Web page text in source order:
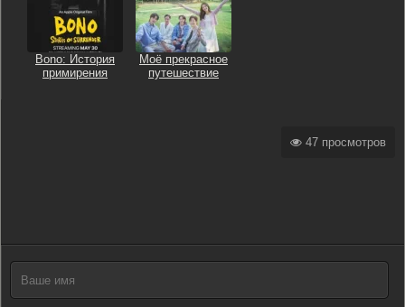
Bono: История
примирения
Моё прекрасное
путешествие
47 просмотров